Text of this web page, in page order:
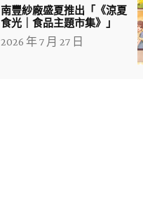
南豐紗廠盛夏推出「《涼夏
食光｜食品主題市集》」
2026 年 7 月 27 日